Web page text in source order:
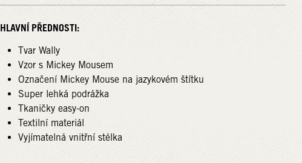
HLAVNÍ PŘEDNOSTI:
Tvar Wally
Vzor s Mickey Mousem
Označení Mickey Mouse na jazykovém štítku
Super lehká podrážka
Tkaničky easy-on
Textilní materiál
Vyjímatelná vnitřní stélka